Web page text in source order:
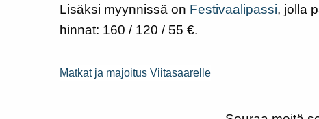
Lisäksi myynnissä on Festivaalipassi, jolla
hinnat: 160 / 120 / 55 €.
Matkat ja majoitus Viitasaarelle